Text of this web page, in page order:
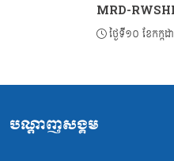
MRD-
ថ្ងៃទី១០ ខែកក្ក
បណ្ដាញសង្គម